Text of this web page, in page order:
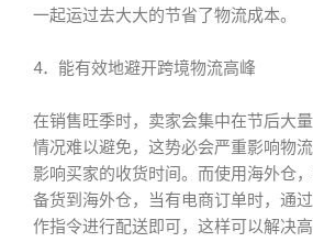
一起运过去大大的节省了物流成本。
4．能有效地避开跨境物流高峰
在销售旺季时，卖家会集中在节后大
情况难以避免，这势必会严重影响物
影响买家的收货时间。而使用海外仓
备货到海外仓，当有电商订单时，通
作指令进行配送即可，这样可以解决